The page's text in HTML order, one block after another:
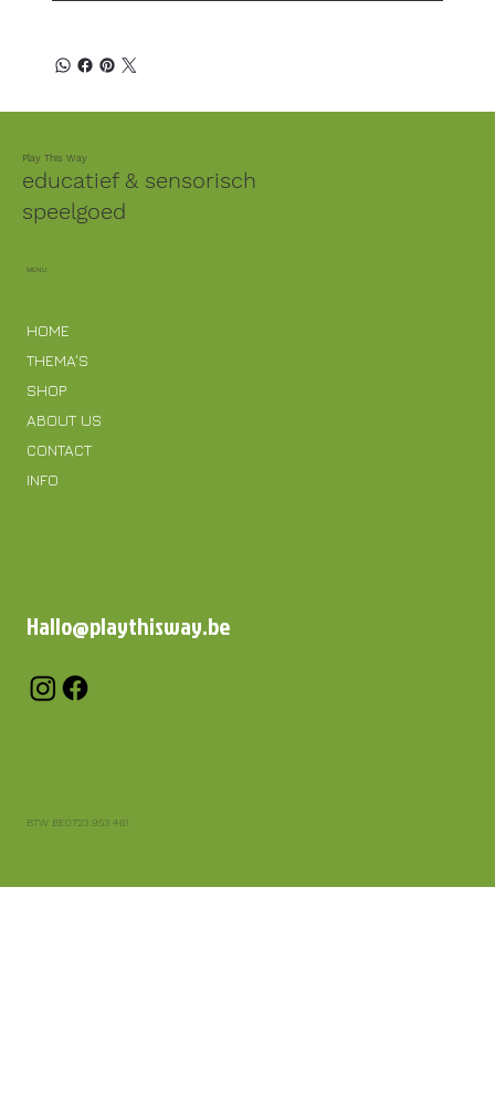
Play This Way
educatief & sensorisch
speelgoed
MENU
HOME
THEMA'S
SHOP
ABOUT US
CONTACT
INFO
Hallo@playthisway.be
BTW BE0723 953 461